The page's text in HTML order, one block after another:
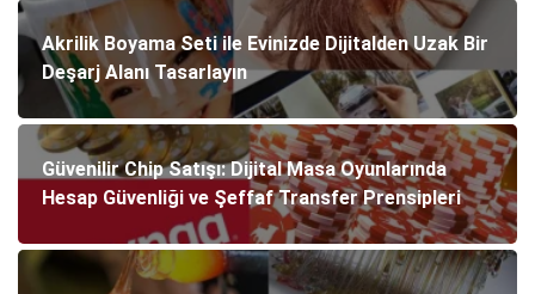
Akrilik Boyama Seti ile Evinizde Dijitalden Uzak Bir
Deşarj Alanı Tasarlayın
Güvenilir Chip Satışı: Dijital Masa Oyunlarında
Hesap Güvenliği ve Şeffaf Transfer Prensipleri